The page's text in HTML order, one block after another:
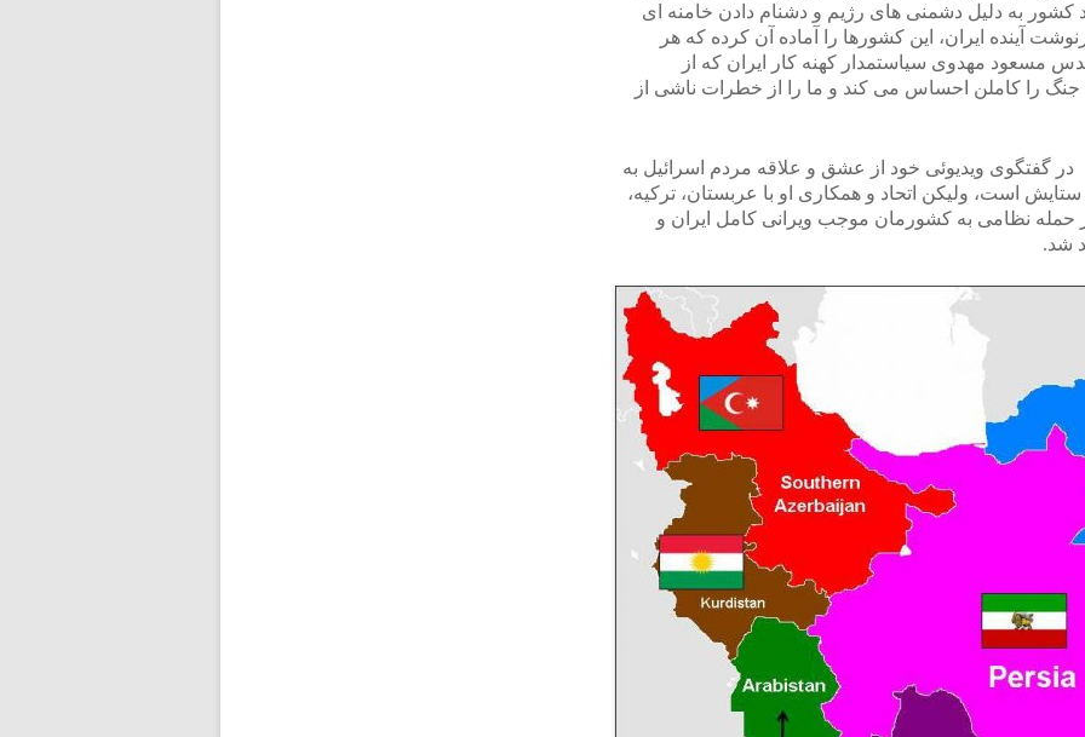
کشور به دلیل دشمنی های رژیم و دشنام دادن خامنه ای
آینده ایران، این کشورها را آماده آن کرده که هر
مسعود مهدوی سیاستمدار کهنه کار ایران که از
جنگ را کاملن احساس می کند و ما را از خطرات ناشی از
در گفتگوی ویدیوئی خود از عشق و علاقه مردم اسرائیل به
است، ولیکن اتحاد و همکاری او با عربستان، ترکیه،
نظامی به کشورمان موجب ویرانی کامل ایران و
شد.